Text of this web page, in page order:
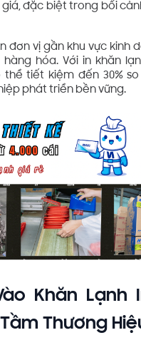
giá, đặc biệt trong bối
đơn vị gần khu vực kinh
hóa. Với in khăn
thể tiết kiệm đến 30%
phát triển bền vững.
Khăn Lạnh
Thương